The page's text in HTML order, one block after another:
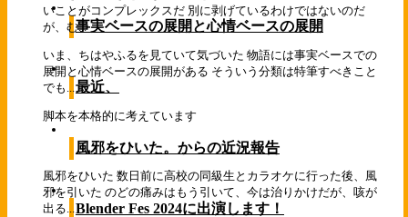
いことがコンプレックスだ 別に剥げているわけではないのだ
が、む...事実ベースの展開と心情ベースの展開
いま、ちはやふるを見ていて気づいた 物語には事実ベースでの
展開と心情ベースの展開がある そういう分類は特筆すべきこと
でも... 最近、
脚本を本格的に考えています
風邪をひいた。からの近況報告
風邪をひいた 数日前に高校の同級生とカラオケに行った後、風
邪を引いた のどの痛みはもう引いて、今は治りかけだが、咳が
出る...Blender Fes 2024に出演します！